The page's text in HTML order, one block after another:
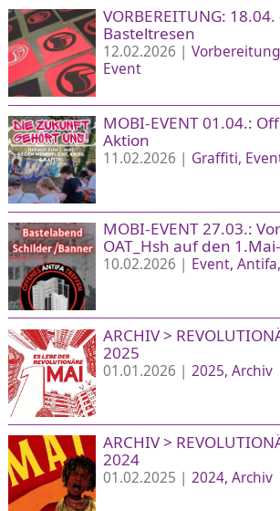
VORBEREITUNG:
Basteltresen
12.02.2026 |Vorbereitung
Event
MOBI-EVENT 01.04.:
Aktion
11.02.2026 | Graffiti
MOBI-EVENT 27.03.:
OAT_Hsh auf den
10.02.2026 | Event Antifa
ARCHIV >
2025
01.01.2026 |2025 Archiv
ARCHIV >
2024
01.02.2025 |2024 Archiv